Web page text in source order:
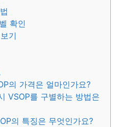
확인
기
의 가격은 얼마인가요?
VSOP를 구별하는 방법은
의 특징은 무엇인가요?